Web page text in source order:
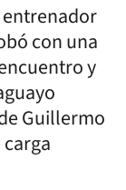
entrenador
con una
y
Guillermo